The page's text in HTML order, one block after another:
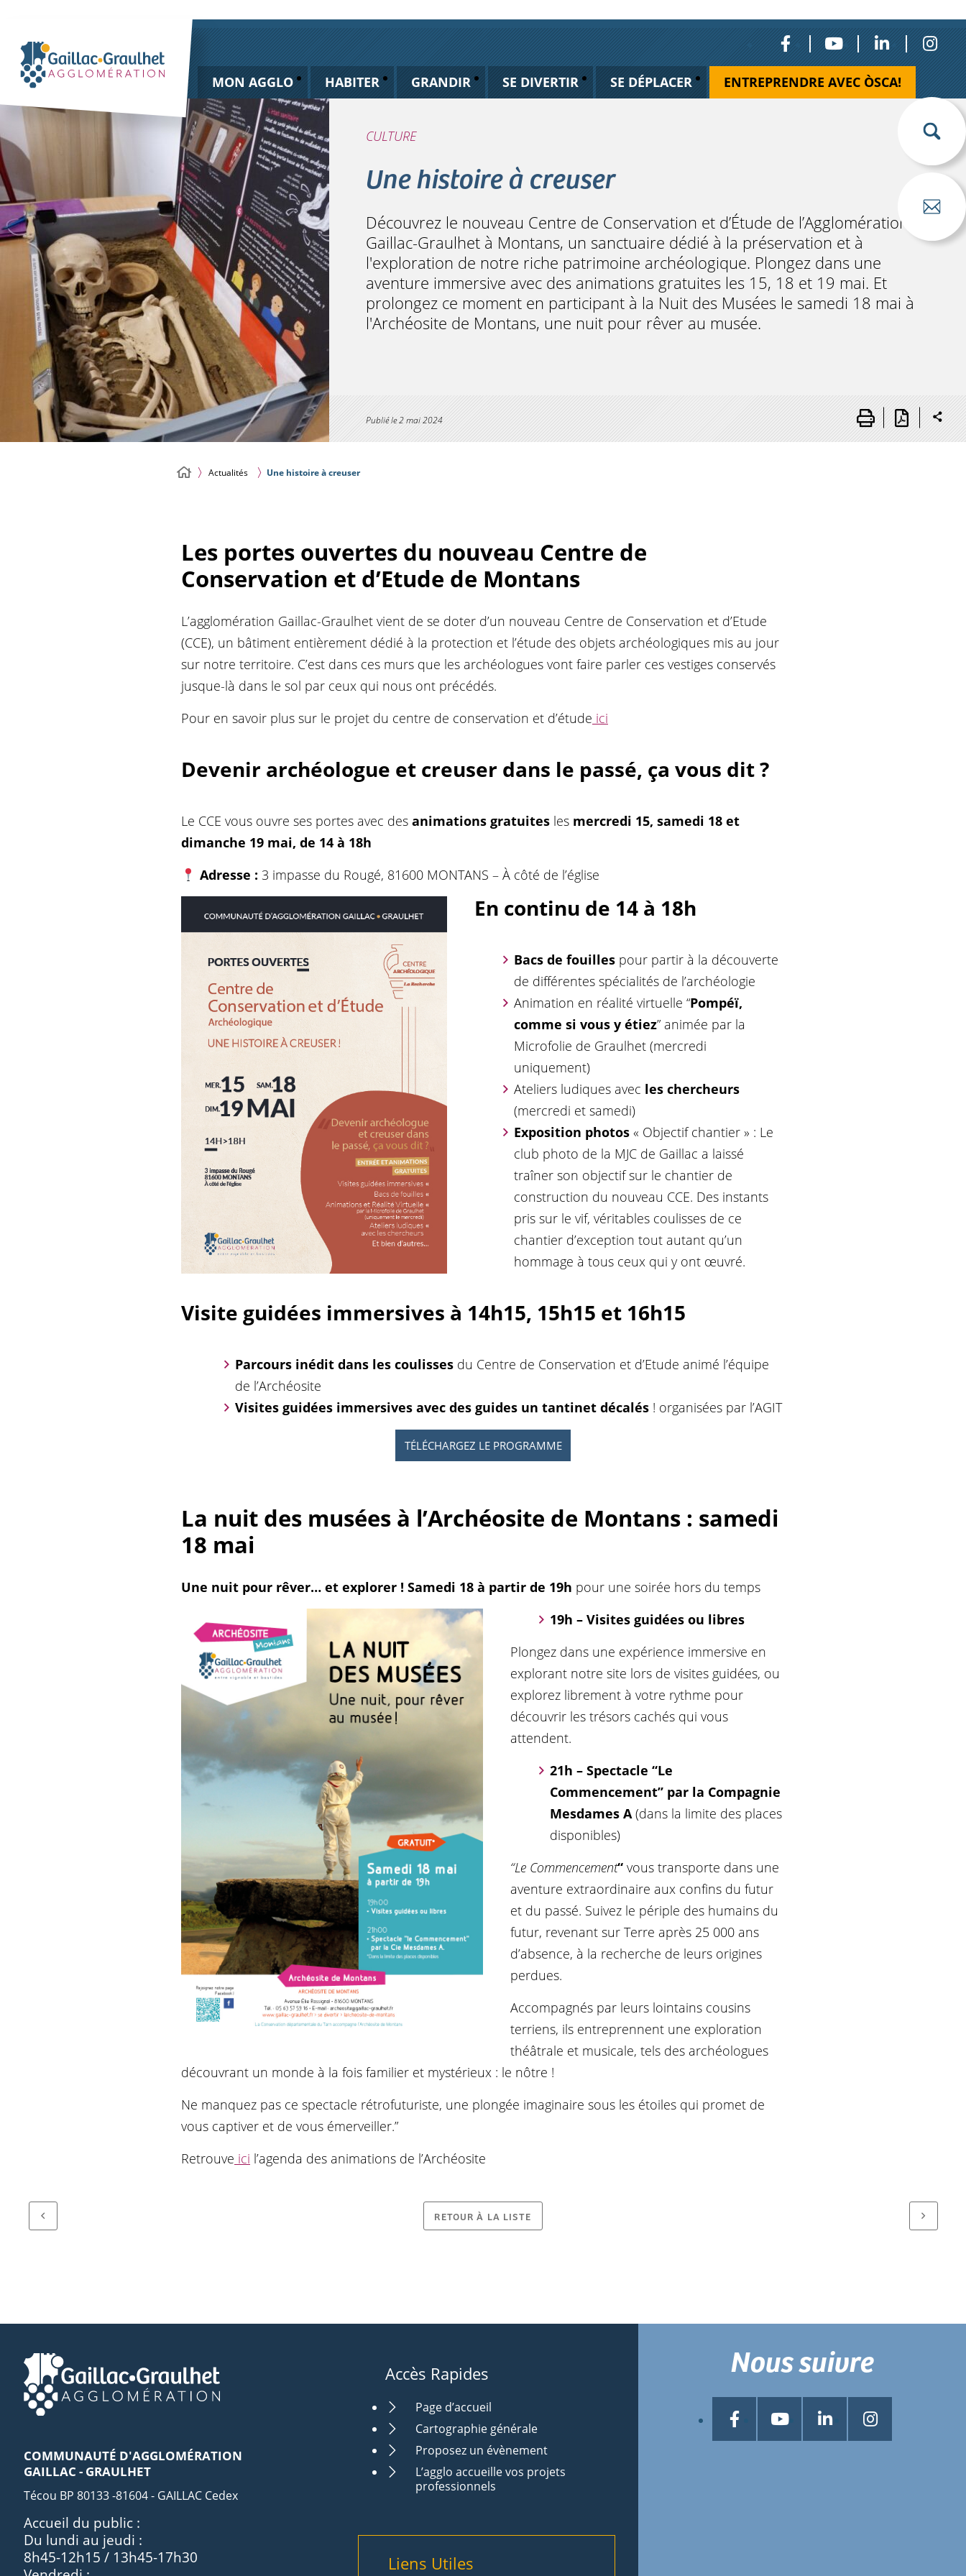
MON AGGLO HABITER GRANDIR SE DIVERTIR SE DÉPLACER ENTREPRENDRE AVEC ÒSCA!
CULTURE
Une histoire à creuser
Découvrez le nouveau Centre de Conservation et d’Étude de l’Agglomération
Gaillac-Graulhet à Montans, un sanctuaire dédié à la préservation et à
l'exploration de notre riche patrimoine archéologique. Plongez dans une
aventure immersive avec des animations gratuites les 15, 18 et 19 mai. Et
prolongez ce moment en participant à la Nuit des Musées le samedi 18 mai à
l'Archéosite de Montans, une nuit pour rêver au musée.
Publié le2 mai 2024
Actualités Une histoire à creuser
Les portes ouvertes du nouveau Centre de
Conservation et d’Etude de Montans
L’agglomération Gaillac-Graulhet vient de se doter d’un nouveau Centre de Conservation et d’Etude
(CCE), un bâtiment entièrement dédié à la protection et l’étude des objets archéologiques mis au jour
sur notre territoire. C’est dans ces murs que les archéologues vont faire parler ces vestiges conservés
jusque-là dans le sol par ceux qui nous ont précédés.
Pour en savoir plus sur le projet du centre de conservation et d’étude ici
Devenir archéologue et creuser dans le passé, ça vous dit ?
Le CCE vous ouvre ses portes avec des animations gratuites les mercredi 15, samedi 18 et
dimanche 19 mai, de 14 à 18h
Adresse : 3 impasse du Rougé, 81600 MONTANS – À côté de l’église
En continu de 14 à 18h
Bacs de fouillespour partir à la découverte
de différentes spécialités de l’archéologie
Animation en réalité virtuelle “Pompéï,
comme si vous y étiez” animée par la
Microfolie de Graulhet (mercredi
uniquement)
Ateliers ludiques avec les chercheurs
(mercredi et samedi)
Exposition photos« Objectif chantier » : Le
club photo de la MJC de Gaillac a laissé
traîner son objectif sur le chantier de
construction du nouveau CCE. Des instants
pris sur le vif, véritables coulisses de ce
chantier d’exception tout autant qu’un
hommage à tous ceux qui y ont œuvré.
Visite guidées immersives à 14h15, 15h15 et 16h15
Parcours inédit dans les coulisses du Centre de Conservation et d’Etude animé l’équipe
de l’Archéosite
Visites guidées immersives avec des guides un tantinet décalés ! organisées par l’AGIT
TÉLÉCHARGEZ LE PROGRAMME
La nuit des musées à l’Archéosite de Montans : samedi
18 mai
Une nuit pour rêver… et explorer ! Samedi 18 à partir de 19h pour une soirée hors du temps
19h – Visites guidées ou libres
Plongez dans une expérience immersive en
explorant notre site lors de visites guidées, ou
explorez librement à votre rythme pour
découvrir les trésors cachés qui vous
attendent.
21h – Spectacle ‘‘Le
Commencement’’ par la Compagnie
Mesdames A(dans la limite des places
disponibles)
“Le Commencement“ vous transporte dans une
aventure extraordinaire aux confins du futur
et du passé. Suivez le périple des humains du
futur, revenant sur Terre après 25 000 ans
d’absence, à la recherche de leurs origines
perdues.
Accompagnés par leurs lointains cousins
terriens, ils entreprennent une exploration
théâtrale et musicale, tels des archéologues
découvrant un monde à la fois familier et mystérieux : le nôtre !
Ne manquez pas ce spectacle rétrofuturiste, une plongée imaginaire sous les étoiles qui promet de
vous captiver et de vous émerveiller.”
Retrouve ici l’agenda des animations de l’Archéosite
RETOUR À LA LISTE
COMMUNAUTÉ D'AGGLOMÉRATION
GAILLAC - GRAULHET
Técou BP 80133 -81604 - GAILLAC Cedex
Accueil du public :
Du lundi au jeudi :
8h45-12h15 / 13h45-17h30
Accès Rapides
Page d’accueil
Cartographie générale
Proposez un évènement
L’agglo accueille vos projets
professionnels
Liens Utiles
Nous suivre